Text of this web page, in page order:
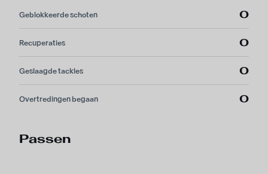
Geblokkeerde schoten 0
Recuperaties 0
Geslaagde tackles 0
Overtredingen begaan 0
Passen